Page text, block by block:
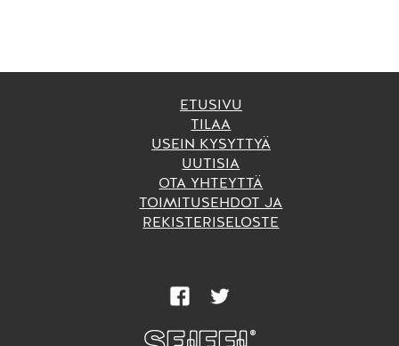
ETUSIVU
TILAA
USEIN KYSYTTYÄ
UUTISIA
OTA YHTEYTTÄ
TOIMITUSEHDOT JA
REKISTERISELOSTE